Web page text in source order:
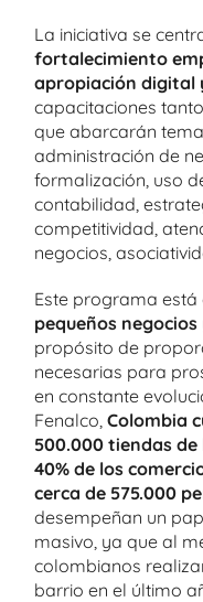
La iniciativa se
fortalecimiento
apropiación digital
capacitaciones
que abarcarán
administración de
formalización, uso
contabilidad,
competitividad,
negocios,
Este programa está
pequeños
propósito de
necesarias para
en constante
Fenalco, Colombia
500.000 tiendas
40% de los
cerca de 575.000
desempeñan un
masivo, ya que al
colombianos
barrio en el último